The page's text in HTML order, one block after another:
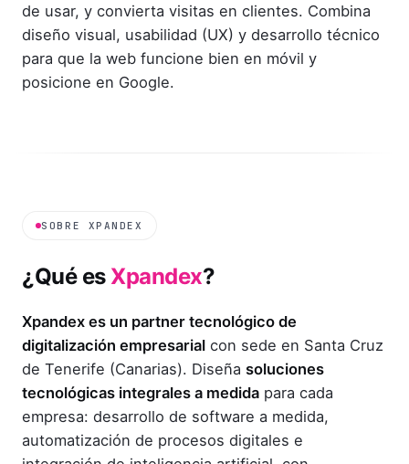
de usar, y convierta visitas en clientes. Combina
diseño visual, usabilidad (UX) y desarrollo técnico
para que la web funcione bien en móvil y
posicione en Google.
SOBRE XPANDEX
¿Qué es Xpandex?
Xpandex es un partner tecnológico de
digitalización empresarial con sede en Santa Cruz
de Tenerife (Canarias). Diseña soluciones
tecnológicas integrales a medida para cada
empresa: desarrollo de software a medida,
automatización de procesos digitales e